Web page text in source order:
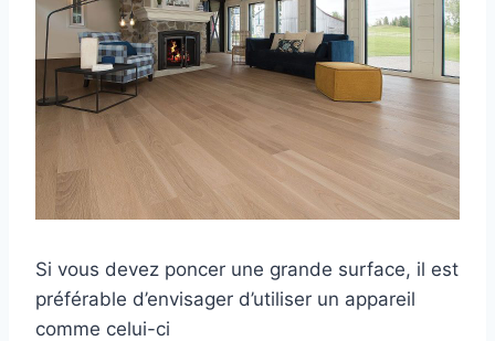
Si vous devez poncer une grande surface, il est
préférable d’envisager d’utiliser un appareil
comme celui-ci